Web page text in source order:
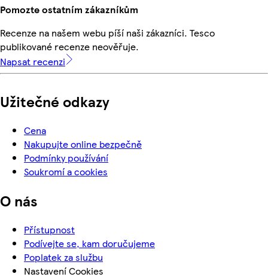
Pomozte ostatním zákazníkům
Recenze na našem webu píší naši zákazníci. Tesco
publikované recenze neověřuje.
Napsat recenzi
Užitečné odkazy
Cena
Nakupujte online bezpečně
Podmínky používání
Soukromí a cookies
O nás
Přístupnost
Podívejte se, kam doručujeme
Poplatek za službu
Nastavení Cookies